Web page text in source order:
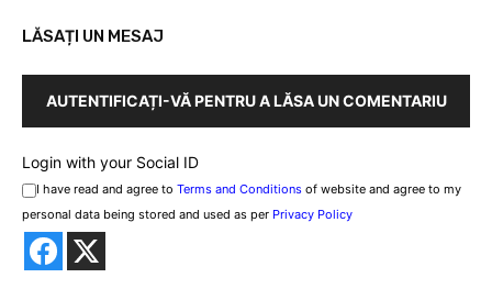
LĂSAȚI UN MESAJ
AUTENTIFICAȚI-VĂ PENTRU A LĂSA UN COMENTARIU
Login with your Social ID
I have read and agree to Terms and Conditions of website and agree to my
personal data being stored and used as per Privacy Policy